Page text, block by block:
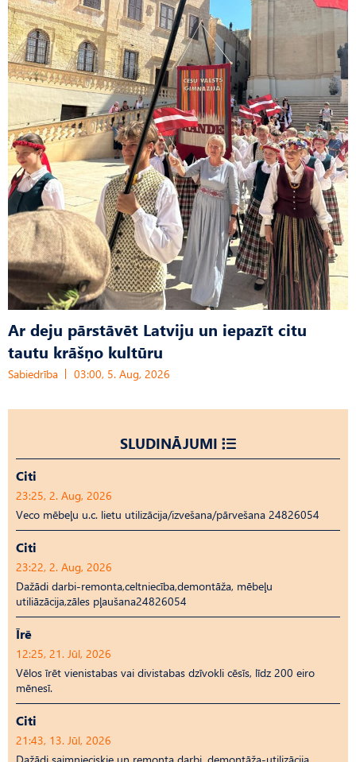
Ar deju pārstāvēt Latviju un iepazīt citu
tautu krāšņo kultūru
Sabiedrība 03:00, 5. Aug, 2026
SLUDINĀJUMI
Citi
23:25, 2. Aug, 2026
Veco mēbeļu u.c. lietu utilizācija/izvešana/pārvešana 24826054
Citi
23:22, 2. Aug, 2026
Dažādi darbi-remonta,celtniecība,demontāža, mēbeļu
utiliāzācija,zāles pļaušana24826054
Īrē
12:25, 21. Jūl, 2026
Vēlos īrēt vienistabas vai divistabas dzīvokli cēsīs, līdz 200 eiro
mēnesī.
Citi
21:43, 13. Jūl, 2026
Dažādi saimnieciskie un remonta darbi, demontāža-utilizācija,